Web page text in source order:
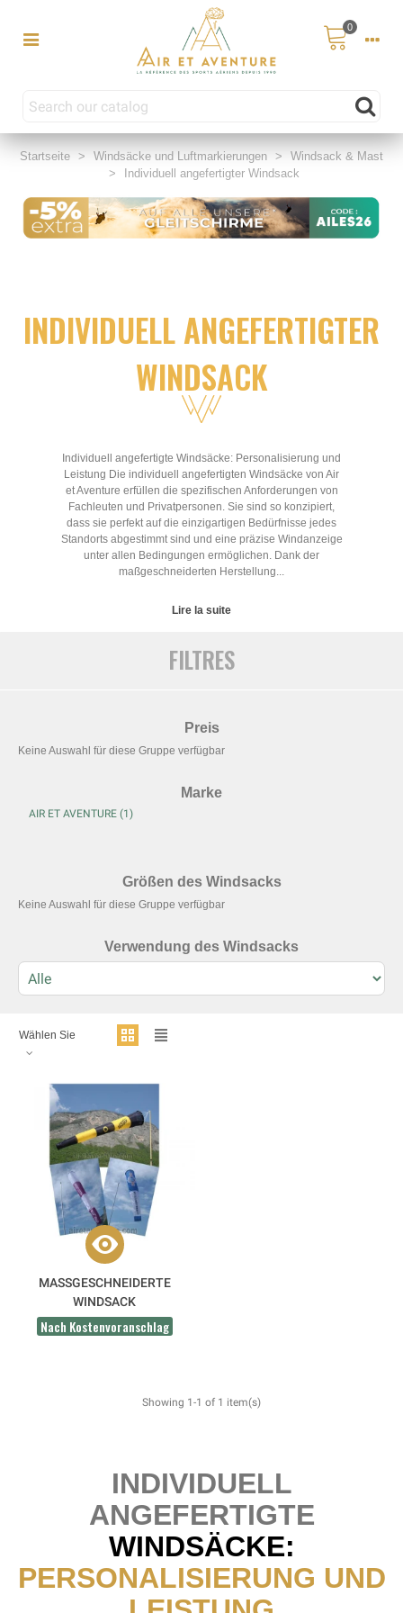
0
Startseite > Windsäcke und Luftmarkierungen >
Windsack & Mast
>
Individuell angefertigter Windsack
FILTRES
Preis
Keine Auswahl für diese Gruppe verfügbar
Marke
Größen des Windsacks
Keine Auswahl für diese Gruppe verfügbar
Verwendung des Windsacks
INDIVIDUELL ANGEFERTIGTER
WINDSACK
Individuell angefertigte Windsäcke: Personalisierung und
Leistung Die individuell angefertigten Windsäcke von Air
et Aventure erfüllen die spezifischen Anforderungen von
Fachleuten und Privatpersonen. Sie sind so konzipiert,
dass sie perfekt auf die einzigartigen Bedürfnisse jedes
Standorts abgestimmt sind und eine präzise Windanzeige
unter allen Bedingungen ermöglichen. Dank der
maßgeschneiderten Herstellung...
Lire la suite
Wählen Sie
MASSGESCHNEIDERTE W
INDSACK
Nach Kostenvoranschlag
Showing 1-1 of 1 item(s)
INDIVIDUELL
ANGEFERTIGTE
WINDSÄCKE:
PERSONALISIERUNG UND